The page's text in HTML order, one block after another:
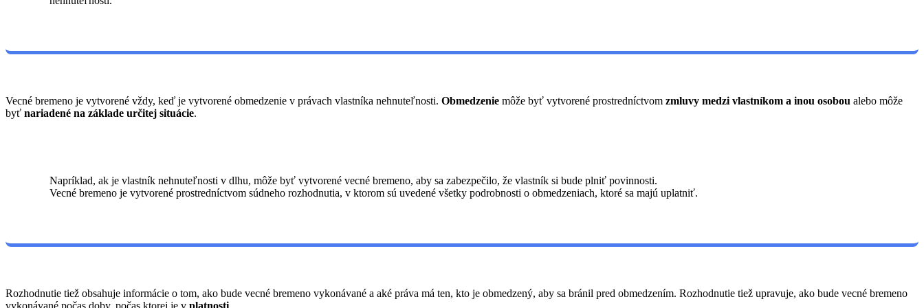
Vecné bremeno je vytvorené vždy, keď je vytvorené obmedzenie v právach vlastníka nehnuteľnosti. Obmedzenie môže byť vytvorené prostredníctvom zmluvy medzi vlastníkom a inou osobou alebo môže
byť nariadené na základe určitej situácie.
Napríklad, ak je vlastník nehnuteľnosti v dlhu, môže byť vytvorené vecné bremeno, aby sa zabezpečilo, že vlastník si bude plniť povinnosti.
Vecné bremeno je vytvorené prostredníctvom súdneho rozhodnutia, v ktorom sú uvedené všetky podrobnosti o obmedzeniach, ktoré sa majú uplatniť.
Rozhodnutie tiež obsahuje informácie o tom, ako bude vecné bremeno vykonávané a aké práva má ten, kto je obmedzený, aby sa bránil pred obmedzením. Rozhodnutie tiež upravuje, ako bude vecné bremeno